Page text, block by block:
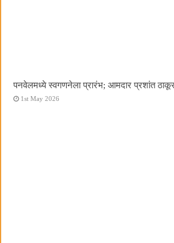
पनवेलमध्ये स्वगणनेला प्रारंभ; आमदार प्रशांत
1st May 2026